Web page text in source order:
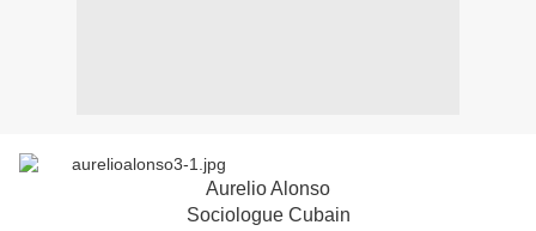
Aurelio Alonso
Sociologue Cubain